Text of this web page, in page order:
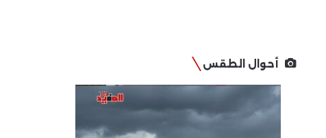
أحوال الطقس